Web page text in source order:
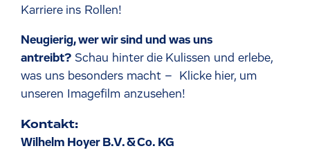
Karriere ins Rollen!
Neugierig, wer wir sind und was uns
antreibt? Schau hinter die Kulissen und erlebe,
was uns besonders macht –
Klicke hier, um
unseren Imagefilm anzusehen!
Kontakt:
Wilhelm Hoyer B.V. & Co. KG